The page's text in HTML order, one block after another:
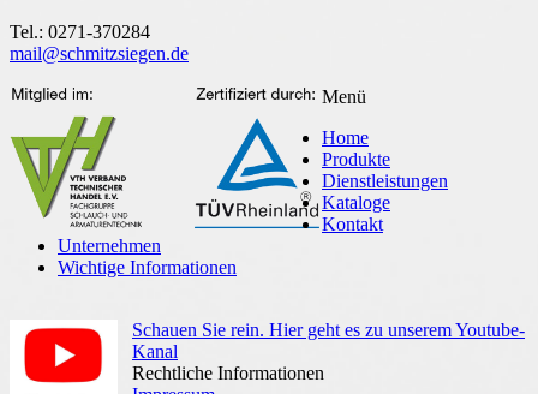
Tel.: 0271-370284
mail@schmitzsiegen.de
Menü
Home
Produkte
Dienstleistungen
Kataloge
Kontakt
Unternehmen
Wichtige Informationen
Schauen Sie rein. Hier geht es zu unserem Youtube-
Kanal
Rechtliche Informationen